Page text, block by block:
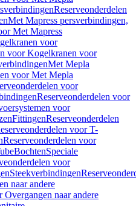
Reserveonderdelen
Met Mapress persverbindingen,
Met Mapress
voor
voor Kogelkranen voor
Met Mepla
voor Met Mepla
voor
Reserveonderdelen voor
voor
FittingenReserveonderdelen
voor T-
Reserveonderdelen voor
BochtenSpeciale
voor
Steekverbindingen
naar andere
Overgangen naar andere